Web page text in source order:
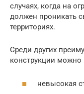
случаях, когда на
должен проникать
территориях.
Среди других
конструкции можно
невысокая